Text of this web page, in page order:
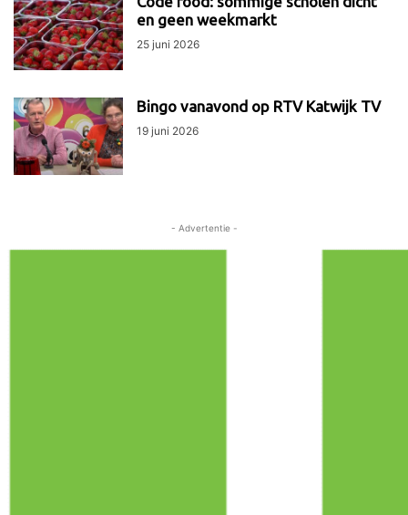
en geen weekmarkt
25 juni 2026
Bingo vanavond op RTV Katwijk TV
19 juni 2026
- Advertentie -